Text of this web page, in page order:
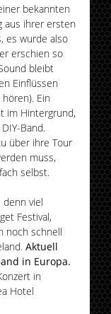
bekannten
aus ihrer ersten
es wurde also
erschien so
bleibt
Einflüssen
hören). Ein
im Hintergrund,
Band.
über ihre Tour
muss,
selbst.
denn viel
Festival,
noch schnell
Aktuell
in Europa.
in
Hotel